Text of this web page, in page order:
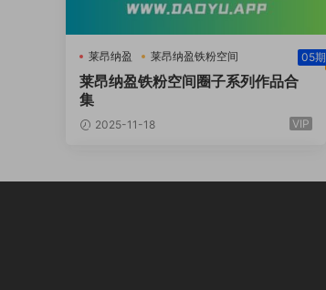
莱昂纳盈 莱昂纳盈铁粉空间 05期
莱昂纳盈铁粉空间圈子系列作品合
集
2025-11-18 VIP